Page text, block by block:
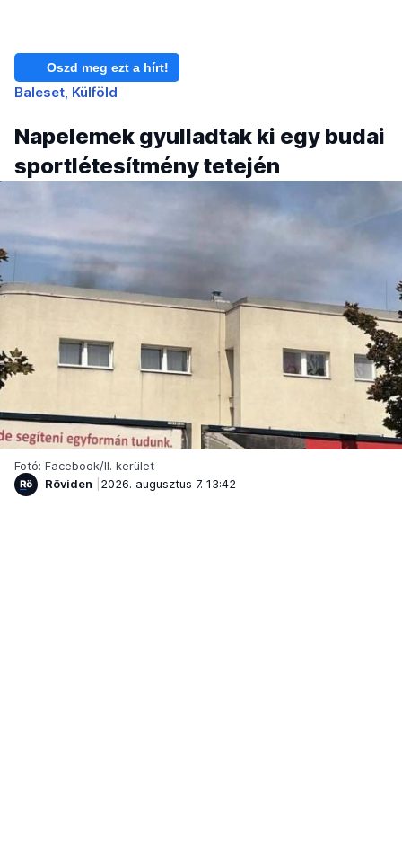
Oszd meg ezt a hírt!
Baleset Külföld
Napelemek gyulladtak ki egy budai
sportlétesítmény tetején
Fotó: Facebook/II. kerület
Röviden
2026. augusztus 7. 13:42